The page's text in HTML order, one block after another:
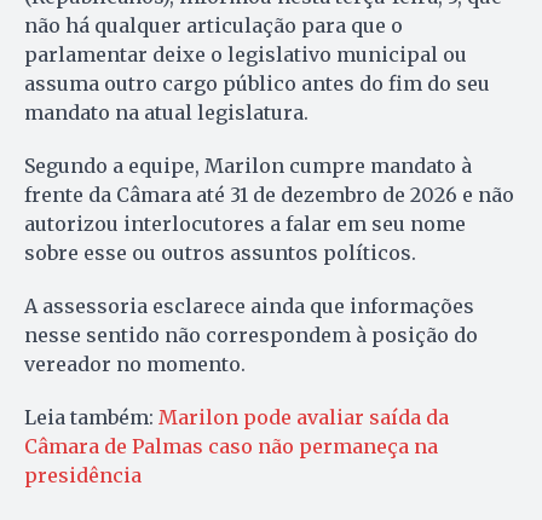
não há qualquer articulação para que o
parlamentar deixe o legislativo municipal ou
assuma outro cargo público antes do fim do seu
mandato na atual legislatura.
Segundo a equipe, Marilon cumpre mandato à
frente da Câmara até 31 de dezembro de 2026 e não
autorizou interlocutores a falar em seu nome
sobre esse ou outros assuntos políticos.
A assessoria esclarece ainda que informações
nesse sentido não correspondem à posição do
vereador no momento.
Leia também: Marilon pode avaliar saída da
Câmara de Palmas caso não permaneça na
presidência